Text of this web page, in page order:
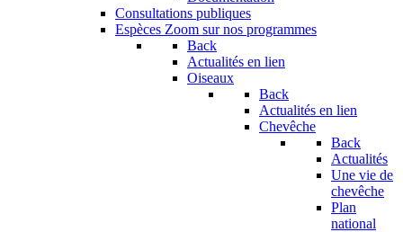
Consultations publiques
Espèces Zoom sur nos programmes
Back
Actualités en lien
Oiseaux
Back
Actualités en lien
Chevêche
Back
Actualités
Une vie de
chevêche
Plan
national